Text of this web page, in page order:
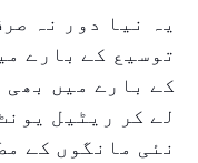
یہ نیا دور نہ
توسیع کے بارے
کے بارے میں
لے کر ریٹیل
نئی مانگوں کے